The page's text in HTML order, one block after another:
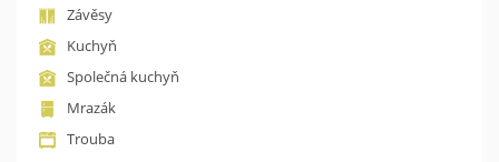
Závěsy
Kuchyň
Společná kuchyň
Mrazák
Trouba